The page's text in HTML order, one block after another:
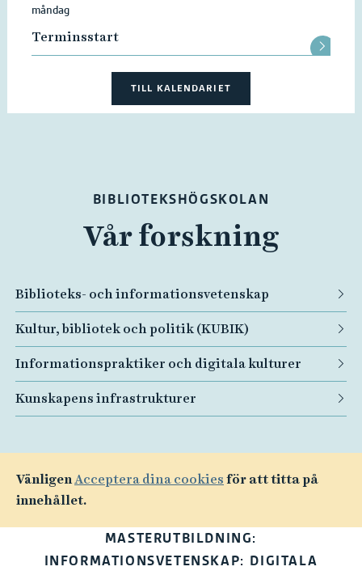
måndag
Terminsstart
TILL KALENDARIET
BIBLIOTEKSHÖGSKOLAN
Vår forskning
Biblioteks- och informationsvetenskap
Kultur, bibliotek och politik (KUBIK)
Informationspraktiker och digitala kulturer
Kunskapens infrastrukturer
VänligenAcceptera dina cookies för att titta på
innehållet.
MASTERUTBILDNING:
INFORMATIONSVETENSKAP: DIGITALA